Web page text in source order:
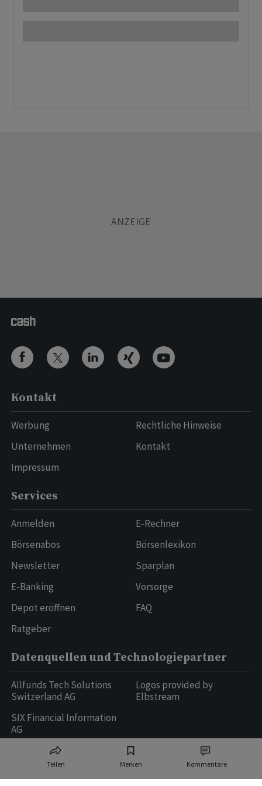
Teilen Merken Kommentare
Kontakt
Werbung
Unternehmen
Impressum
Rechtliche Hinweise
Kontakt
Services
Anmelden
Börsenabos
Newsletter
E-Banking
Depot eröffnen
Ratgeber
E-Rechner
Börsenlexikon
Sparplan
Vorsorge
FAQ
Datenquellen und Technologiepartner
Allfunds Tech Solutions
Switzerland AG
SIX Financial Information
AG
Logos provided by
Elbstream